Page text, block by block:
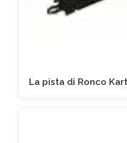
La pista di Ronco